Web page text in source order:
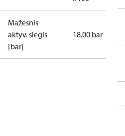
Mažesnis
aktyv. slėgis
[bar]
18.00 bar